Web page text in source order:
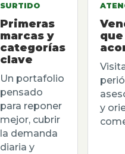
SURTIDO
Primeras
marcas y
categorías
clave
Un portafolio
pensado
para reponer
mejor, cubrir
la demanda
diaria y
que
y